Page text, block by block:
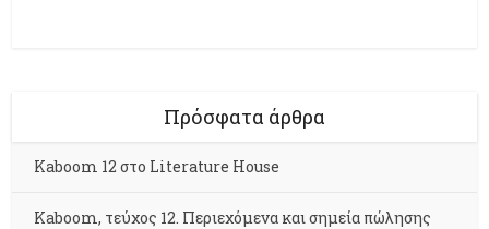
Πρόσφατα άρθρα
Kaboom 12 στο Literature House
Kaboom, τεύχος 12. Περιεχόμενα και σημεία πώλησης